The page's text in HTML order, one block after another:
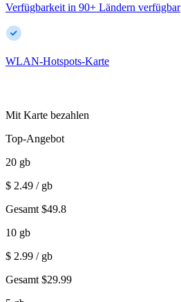
Verfügbarkeit in 90+ Ländern verfügbar
WLAN-Hotspots-Karte
Mit Karte bezahlen
Top-Angebot
20 gb
$ 2.49 / gb
Gesamt $49.8
10 gb
$ 2.99 / gb
Gesamt $29.99